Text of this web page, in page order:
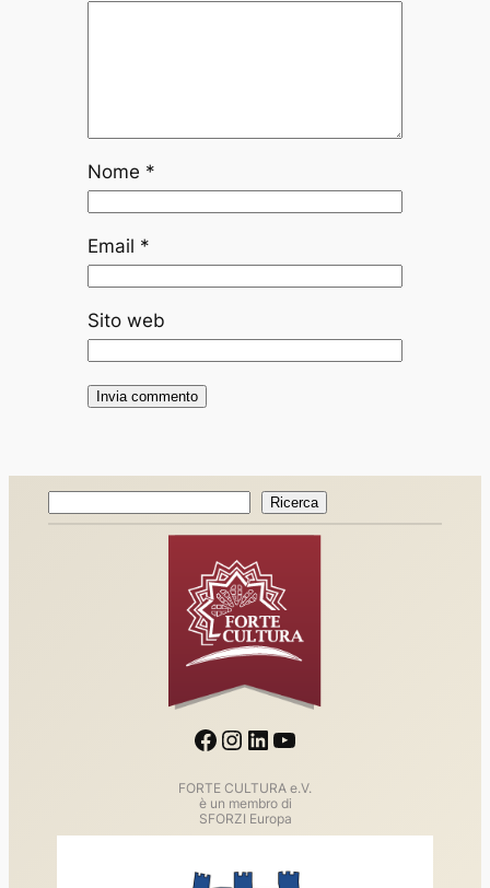
Nome *
Email *
Sito web
Ricerca
Facebook Instagram LinkedIn YouTube
FORTE CULTURA e.V.
è un membro di
SFORZI Europa